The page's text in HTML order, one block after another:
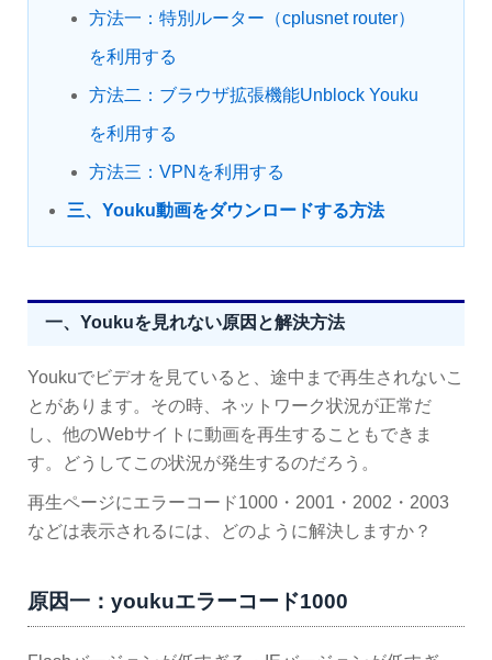
方法一：特別ルーター（cplusnet router）
を利用する
方法二：ブラウザ拡張機能Unblock Youku
を利用する
方法三：VPNを利用する
三、Youku動画をダウンロードする方法
一、Youkuを見れない原因と解決方法
Youkuでビデオを見ていると、途中まで再生されないこ
とがあります。その時、ネットワーク状況が正常だ
し、他のWebサイトに動画を再生することもできま
す。どうしてこの状況が発生するのだろう。
再生ページにエラーコード1000・2001・2002・2003
などは表示されるには、どのように解決しますか？
原因一：youkuエラーコード1000